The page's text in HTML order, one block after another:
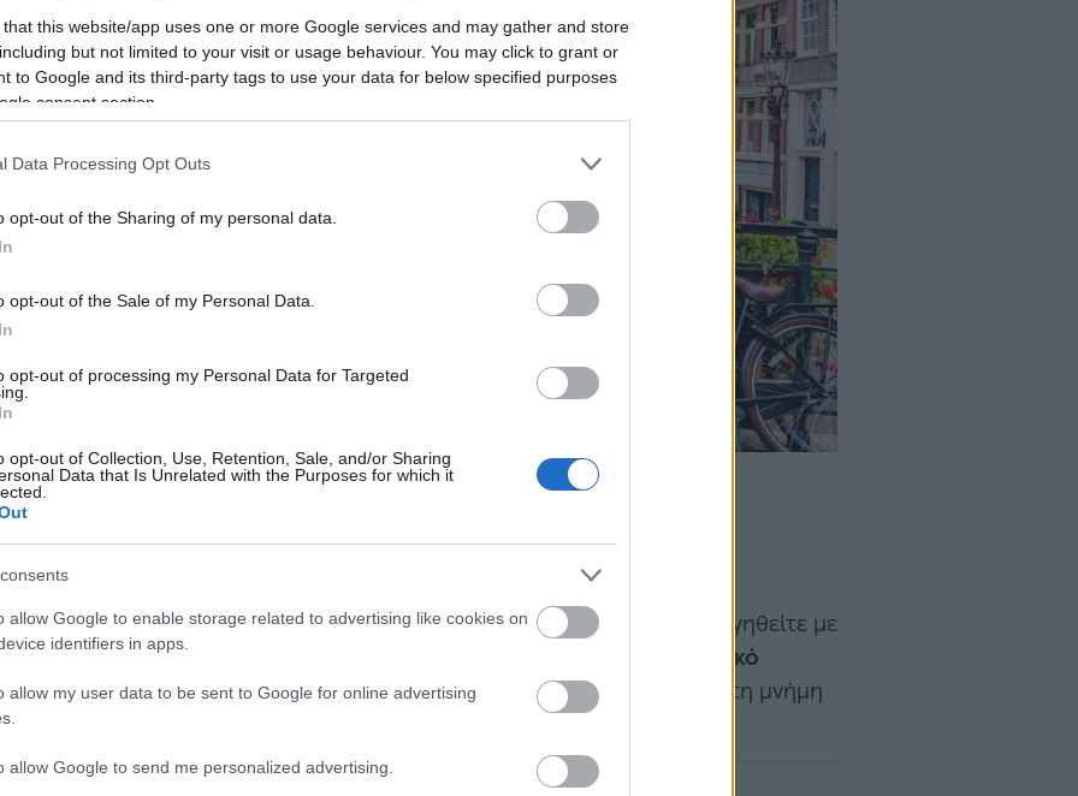
that this website/app uses one or more Google services and may gather and store
but not limited to your visit or usage behaviour. You may click to grant or
to Google and its third-party tags to use your data for below specified purposes
consent section.
Data Processing Opt Outs
opt-out of the Sharing of my personal data.
opt-out of the Sale of my Personal Data.
opt-out of processing my Personal Data for Targeted
opt-out of Collection, Use, Retention, Sale, and/or Sharing
Data that Is Unrelated with the Purposes for which it
allow Google to enable storage related to advertising like cookies on
identifiers in apps.
allow my user data to be sent to Google for online advertising
allow Google to send me personalized advertising.
είναι η κεντρική πλατείαDam. Μπορείτε να περπατήσετε ή να περιηγηθείτε με
τα διάσημα αξιοθέατα της πλατείας, το εντυπωσιακό
Βασιλικό
Neuwe Kerkκαι τοΕθνικό Μνημείοπου είναι αφιερωμένο στη μνήμη
Πολέμου.